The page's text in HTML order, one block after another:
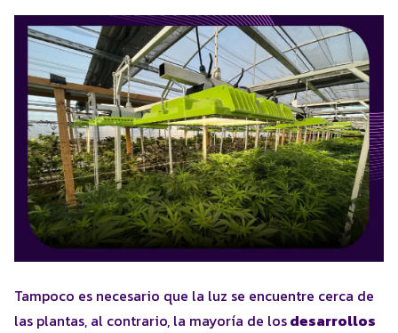
Tampoco es necesario que la luz se encuentre cerca de
las plantas, al contrario, la mayoría de losdesarrollos